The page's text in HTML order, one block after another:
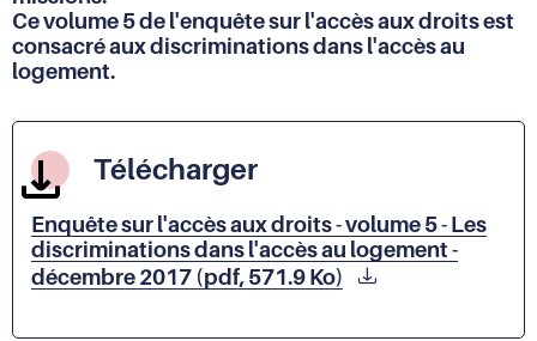
Ce volume 5 de l'enquête sur l'accès aux droits est
consacré aux discriminations dans l'accès au
logement.
Télécharger
Enquête sur l'accès aux droits - volume 5 - Les
discriminations dans l'accès au logement -
décembre 2017 (pdf, 571.9 Ko)